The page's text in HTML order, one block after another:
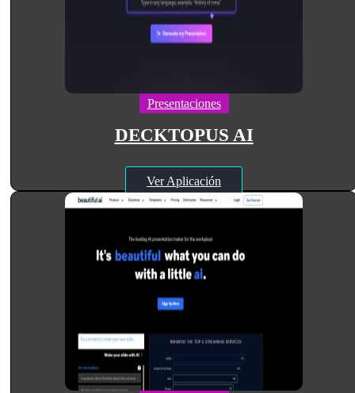
Presentaciones
DECKTOPUS AI
Ver Aplicación